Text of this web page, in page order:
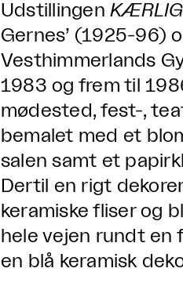
Udstillingen
Gernes’ (1925-96)
Vesthimmerlands
1983 og frem til
mødested, fest-,
bemalet med et
salen samt et
Dertil en rigt
keramiske fliser og
hele vejen rundt
en blå keramisk